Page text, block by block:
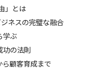
」とは
ネスの完璧な融合
学ぶ
功の法則
顧客育成まで